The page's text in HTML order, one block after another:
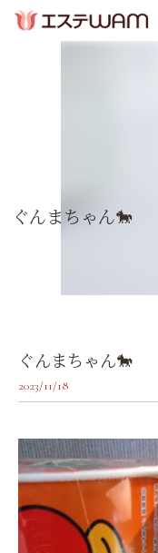
ぐんまちゃん🐎
ぐんまちゃん🐎
2023/11/18